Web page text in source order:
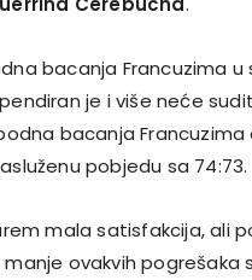
bacanja Francuzima u
je i više neće
bacanja Francuzima
pobjedu sa 74:73.
mala satisfakcija, ali
ovakvih pogrešaka